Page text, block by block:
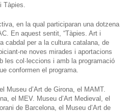
Tàpies.
en la qual participaran una dotzena
En aquest sentit, “Tàpies. Art i
cabdal per a la cultura catalana, de
ne noves mirades i aportacions
les col·leccions i amb la programació
conformen el programa.
Museu d’Art de Girona, el MAMT.
el MEV. Museu d’Art Medieval, el
de Barcelona, el Museu d’Art de